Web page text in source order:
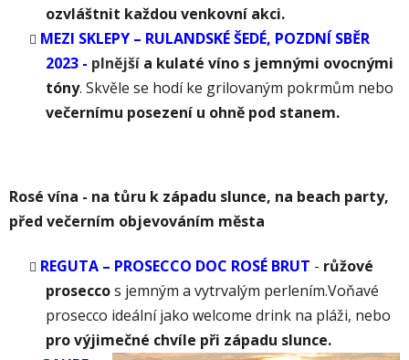
ozvláštnit každou venkovní akci.
MEZI SKLEPY – RULANDSKÉ ŠEDÉ, POZDNÍ SBĚR
2023 - plnější a kulaté víno s jemnými ovocnými
tóny. Skvěle se hodí ke grilovaným pokrmům nebo
večernímu posezení u ohně pod stanem.
Rosé vína - na tůru k západu slunce, na beach party,
před večerním objevováním města
REGUTA – PROSECCO DOC ROSÉ BRUT - růžové
proseccos jemným a vytrvalým perlením.Voňavé
prosecco ideální jako welcome drink na pláži, nebo
pro výjimečné chvíle při západu slunce.